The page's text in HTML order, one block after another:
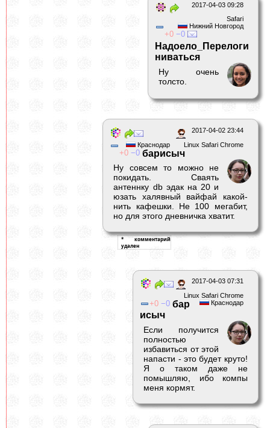
2017-04-03 09:28
Safari
Нижний Новгород
0 0
Надоело_Перелоги
ниваться
Ну очень
толсто.
2017-04-02 23:44
Linux Safari Chrome
Краснодар
0 0 барисыч
Ну совсем то можно не
покидать. Сваять
антеннку db эдак на 20 и
юзать халявный вайфай какой-
нить кафешки. Не 100 мегабит,
но для этого дневничка хватит.
2017-04-03 07:31
Linux Safari Chrome
Краснодар
0 0 бар
исыч
Если получится
полностью
избавиться от этой
напасти - это будет круто!
Я о таком даже не
помышляю, ибо компы
меня кормят.